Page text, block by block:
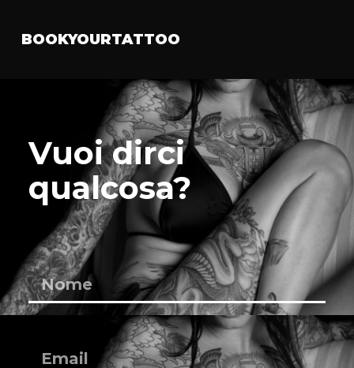
BOOKYOURTATTOO
Vuoi dirci
qualcosa?